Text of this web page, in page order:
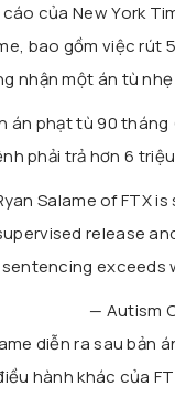
của New York
bao gồm việc rút
nhận một án tù
án phạt tù 90
phải trả hơn 6
Ryan Salame of
release
sentencing exceeds
— Autism
diễn ra sau bản
hành khác của